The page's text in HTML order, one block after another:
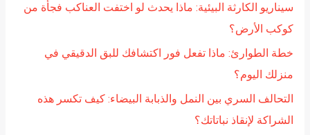
سيناريو الكارثة البيئية: ماذا يحدث لو اختفت العناكب فجأة من
كوكب الأرض؟
خطة الطوارئ: ماذا تفعل فور اكتشافك للبق الدقيقي في
منزلك اليوم؟
التحالف السري بين النمل والذبابة البيضاء: كيف تكسر هذه
الشراكة لإنقاذ نباتاتك؟